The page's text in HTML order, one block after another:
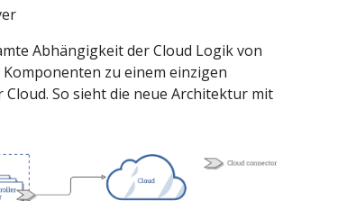
Abhängigkeit der Cloud Logik von
zu einem einzigen
So sieht die neue Architektur mit